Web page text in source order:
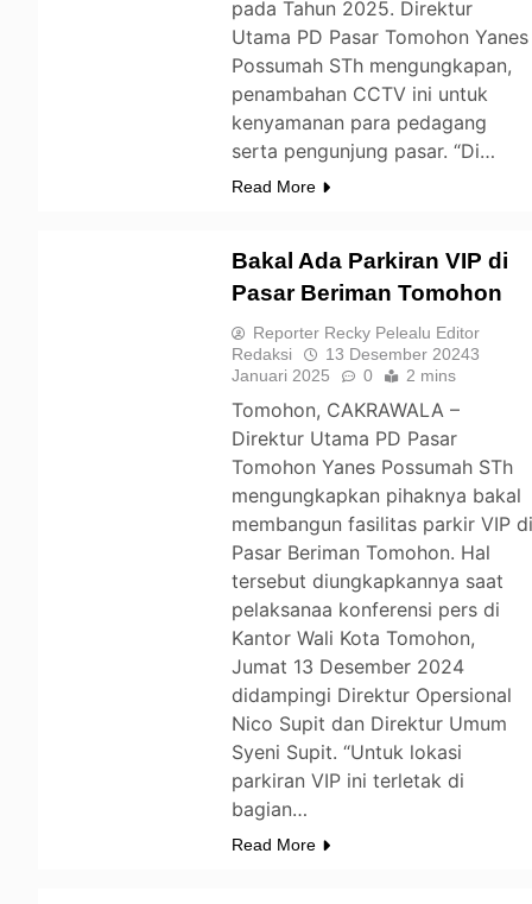
pada Tahun 2025. Direktur
Utama PD Pasar Tomohon Yanes
Possumah STh mengungkapan,
penambahan CCTV ini untuk
kenyamanan para pedagang
serta pengunjung pasar. “Di…
Read More
Bakal Ada Parkiran VIP di
Pasar Beriman Tomohon
Reporter Recky Pelealu Editor
Redaksi
13 Desember 20243
Januari 2025
0 2 mins
Tomohon, CAKRAWALA –
Direktur Utama PD Pasar
Tomohon Yanes Possumah STh
mengungkapkan pihaknya bakal
membangun fasilitas parkir VIP
Pasar Beriman Tomohon. Hal
tersebut diungkapkannya saat
pelaksanaa konferensi pers di
Kantor Wali Kota Tomohon,
Jumat 13 Desember 2024
didampingi Direktur Opersional
Nico Supit dan Direktur Umum
Syeni Supit. “Untuk lokasi
parkiran VIP ini terletak di
bagian…
Read More